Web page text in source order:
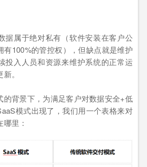
据属于绝对私有（软件安装在客户公
有100%的管控权），但缺点就是维护
投入人员和资源来维护系统的正常运
。
的背景下，为满足客户对数据安全+低
模式出现了，我们用一个表格来对
里：